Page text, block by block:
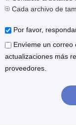
Cada archivo de
Por favor,
Envíeme un correo
actualizaciones más
proveedores.